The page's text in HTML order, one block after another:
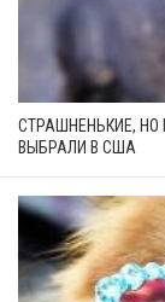
СТРАШНЕНЬКИЕ,
ВЫБРАЛИ В США